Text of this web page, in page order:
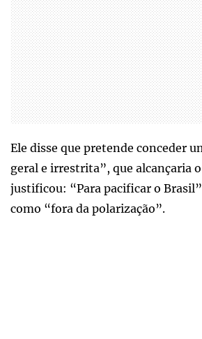
Ele disse que pretende conceder
geral e irrestrita”, que alcançaria
justificou: “Para pacificar o
como “fora da polarização”.